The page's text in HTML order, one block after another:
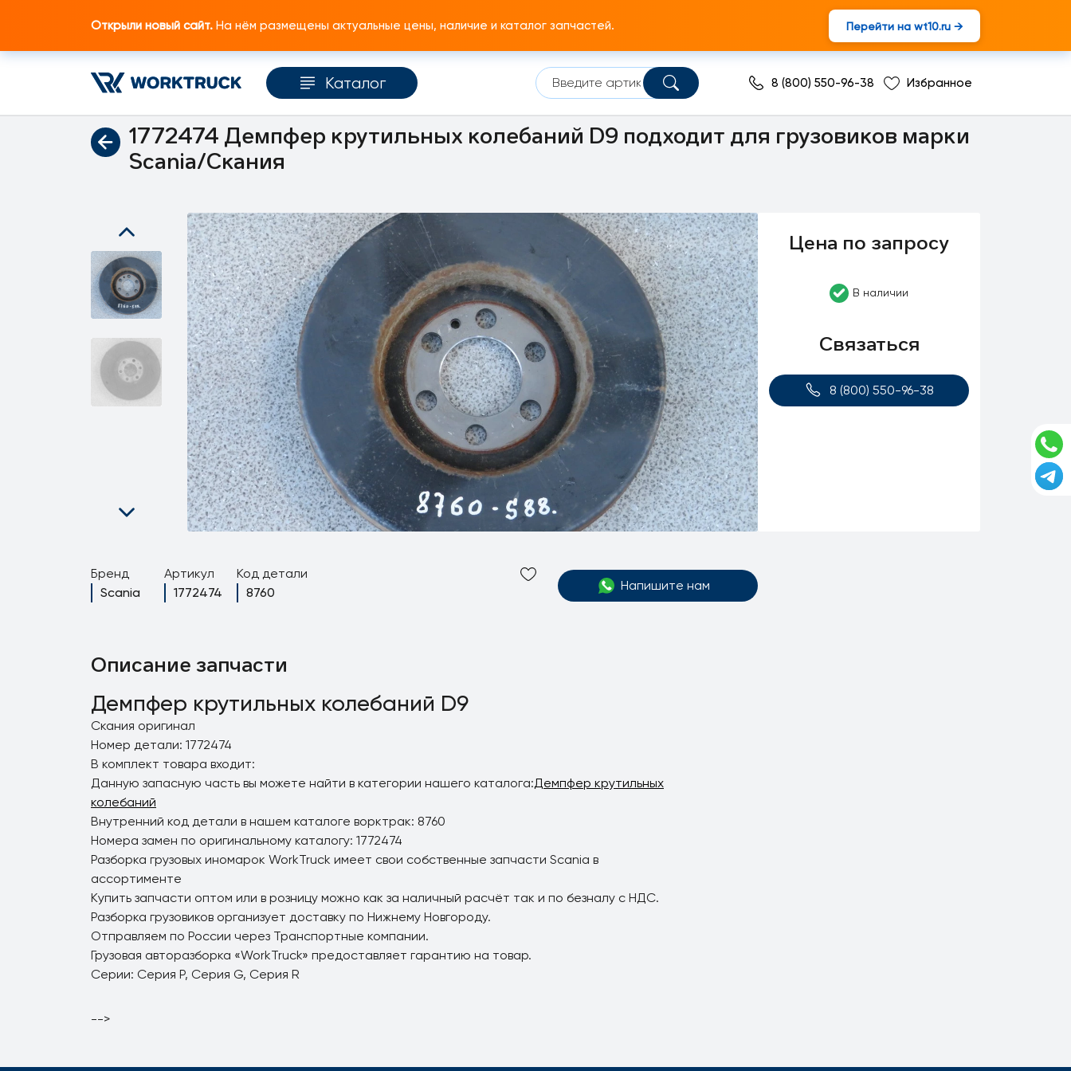
Открыли новый сайт. На нём размещены актуальные цены, наличие и каталог запчастей. Перейти на wt10.ru →
Каталог 8 (800) 550-96-38 Избранное
Главная Каталог запчастей Двигатель Кривошипный механизм Демпфер крутильных колебаний
1772474 Демпфер крутильных колебаний D9 подходит для грузовиков марки
Scania/Скания
Бренд
Scania
Артикул
1772474
Код детали
8760
Напишите нам
Цена по запросу
В наличии
Связаться
8 (800) 550-96-38
Описание запчасти
Демпфер крутильных колебаний D9
Скания оригинал
Номер детали: 1772474
В комплект товара входит:
Данную запасную часть вы можете найти в категории нашего каталога:Демпфер крутильных
колебаний
Внутренний код детали в нашем каталоге ворктрак: 8760
Номера замен по оригинальному каталогу: 1772474
Разборка грузовых иномарок WorkTruck имеет свои собственные запчасти Scania в
ассортименте
Купить запчасти оптом или в розницу можно как за наличный расчёт так и по безналу с НДС.
Разборка грузовиков организует доставку по Нижнему Новгороду.
Отправляем по России через Транспортные компании.
Грузовая авторазборка «WorkTruck» предоставляет гарантию на товар.
Серии: Серия P, Серия G, Серия R
-->